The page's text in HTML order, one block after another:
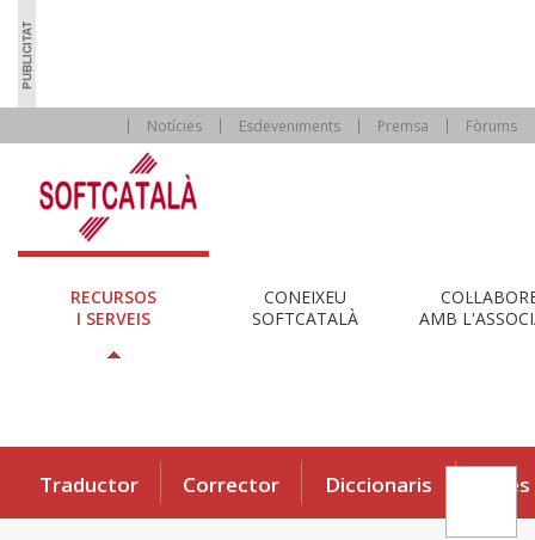
Notícies Esdeveniments Premsa Fòrums
RECURSOS
I SERVEIS
CONEIXEU
SOFTCATALÀ
AMB
Traductor Corrector Diccionaris Eines